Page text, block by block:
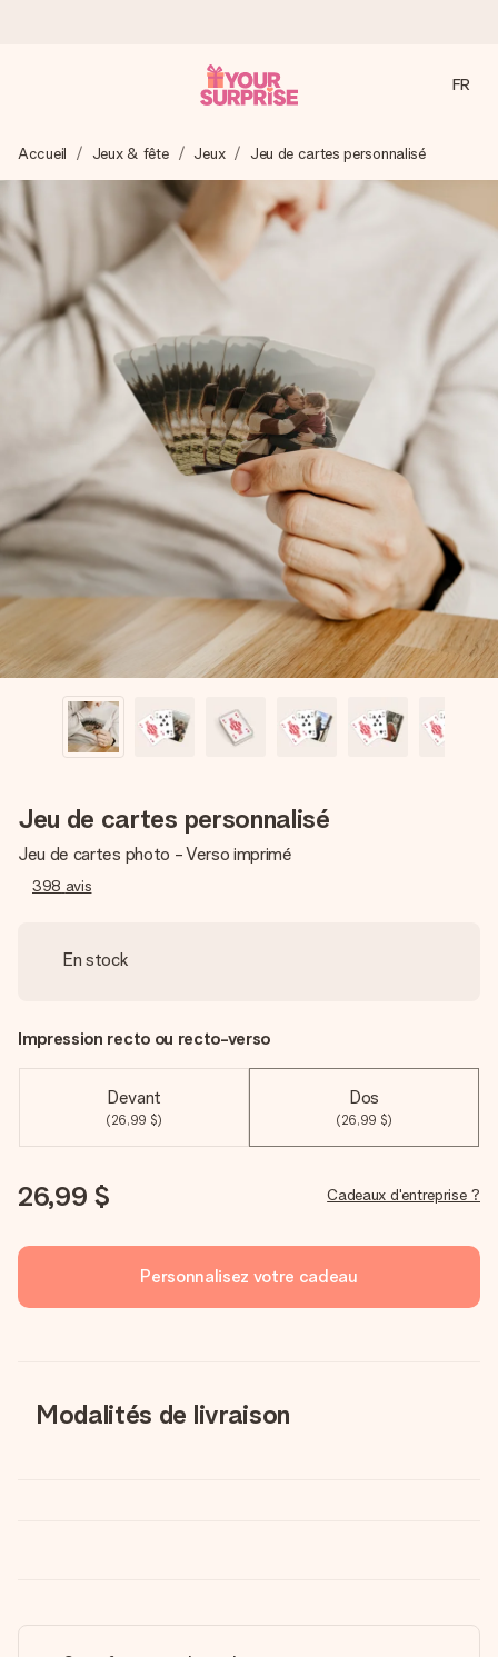
Nous préparons votre cadeau avec attention et l’envoyons
en un éclair – pour que vous puissiez l’offrir au bon moment,
quand cela compte le plus.
4,2 (sur la base de +15 000 avis)
Nos cadeaux sont appréciés. Les clients nous attribuent
une note de 4,2 sur Google Reviews (total de tous les
pays où nous sommes présents).
Carte de vœux gratuite
Créez quelque chose d’unique en quelques étapes – avec
son prénom, votre photo ou un message qui touche le cœur.
Sans complications, juste tout l’amour pour le moment idéal.
FR
Accueil Jeux & fête Jeux Jeu de cartes personnalisé
Jeu de cartes personnalisé
Jeu de cartes photo - Verso imprimé
398 avis
En stock
Impression recto ou recto-verso
Devant
(26,99 $)
Dos
(26,99 $)
26,99 $ Cadeaux d'entreprise ?
Personnalisez votre cadeau
Modalités de livraison